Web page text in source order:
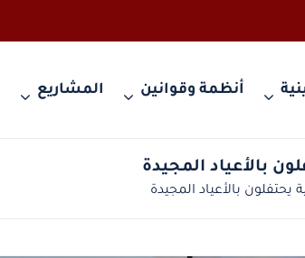
أنظمة وقوانين المشاريع
بالأعياد المجيدة
يحتفلون بالأعياد المجيدة